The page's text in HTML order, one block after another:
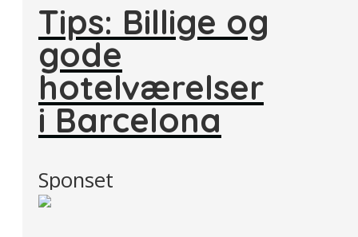
Tips: Billige og
gode
hotelværelser
i Barcelona
Sponset